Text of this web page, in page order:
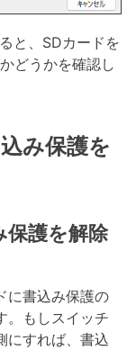
と、SDカードを
どうかを確認し
み保護を
保護を解除
に書込み保護の
。もしスイッチ
にすれば、書込